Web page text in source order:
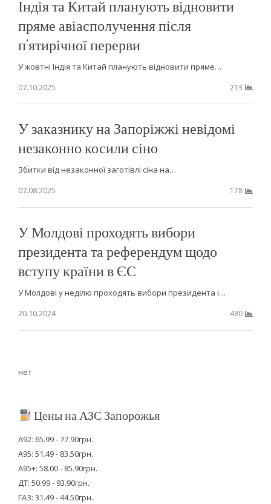
Індія та Китай планують відновити
пряме авіасполучення після
п’ятирічної перерви
У жовтні Індія та Китай планують відновити пряме…
07.10.2025
213
У заказнику на Запоріжжі невідомі
незаконно косили сіно
Збитки від незаконної заготівлі сіна на…
07.08.2025
178
У Молдові проходять вибори
президента та референдум щодо
вступу країни в ЄС
У Молдові у неділю проходять вибори президента і…
20.10.2024
430
нет
Цены на АЗС Запорожья
А92: 65.99 - 77.90грн.
А95: 51.49 - 83.50грн.
А95+: 58.00 - 85.90грн.
ДТ: 50.99 - 93.90грн.
ГАЗ: 31.49 - 44.50грн.